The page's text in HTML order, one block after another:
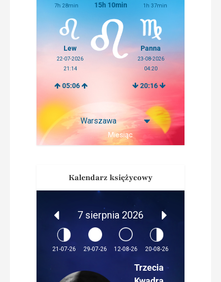
7h 28min
15h 10min
1h 37min
Lew
22-07-2026
21:14
Panna
23-08-2026
04:20
05:06 20:16
Miesiąc
Kalendarz księżycowy
7 sierpnia 2026
21-07-26 29-07-26 12-08-26 20-08-26
Trzecia